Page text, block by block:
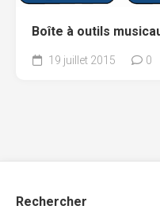
Boîte à outils
19 juillet 2015 0
Rechercher